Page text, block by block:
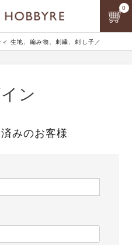
ィ 生地、編み物、刺繍、刺し子／
0
ン
みのお客様